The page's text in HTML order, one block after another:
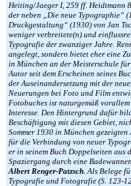
Heiting/Jaeger I, 259 ff. Heidtmann
der neben „Die neue Typographie“
Druckgestaltung“ (1930) von Jan
weniger verbreitete(n) und
Typografie der zwanziger Jahre.
angelegt, sondern bietet eher eine
in München an der Meisterschule
Autor seit dem Erscheinen seines
der Auseinandersetzung mit der
Neuerungen bei Foto und Film
Fotobuches ist naturgemäß
Interesse. Den Hintergrund dafür
Beschäftigung mit diesen Gebiet,
Sommer 1930 in München
für die Verbindung von neuer
er in seinem Buch Doppelseiten aus
Spaziergang durch eine
Albert Renger-Patzsch. Als Belege
Typografie und Fotografie (S. 123-